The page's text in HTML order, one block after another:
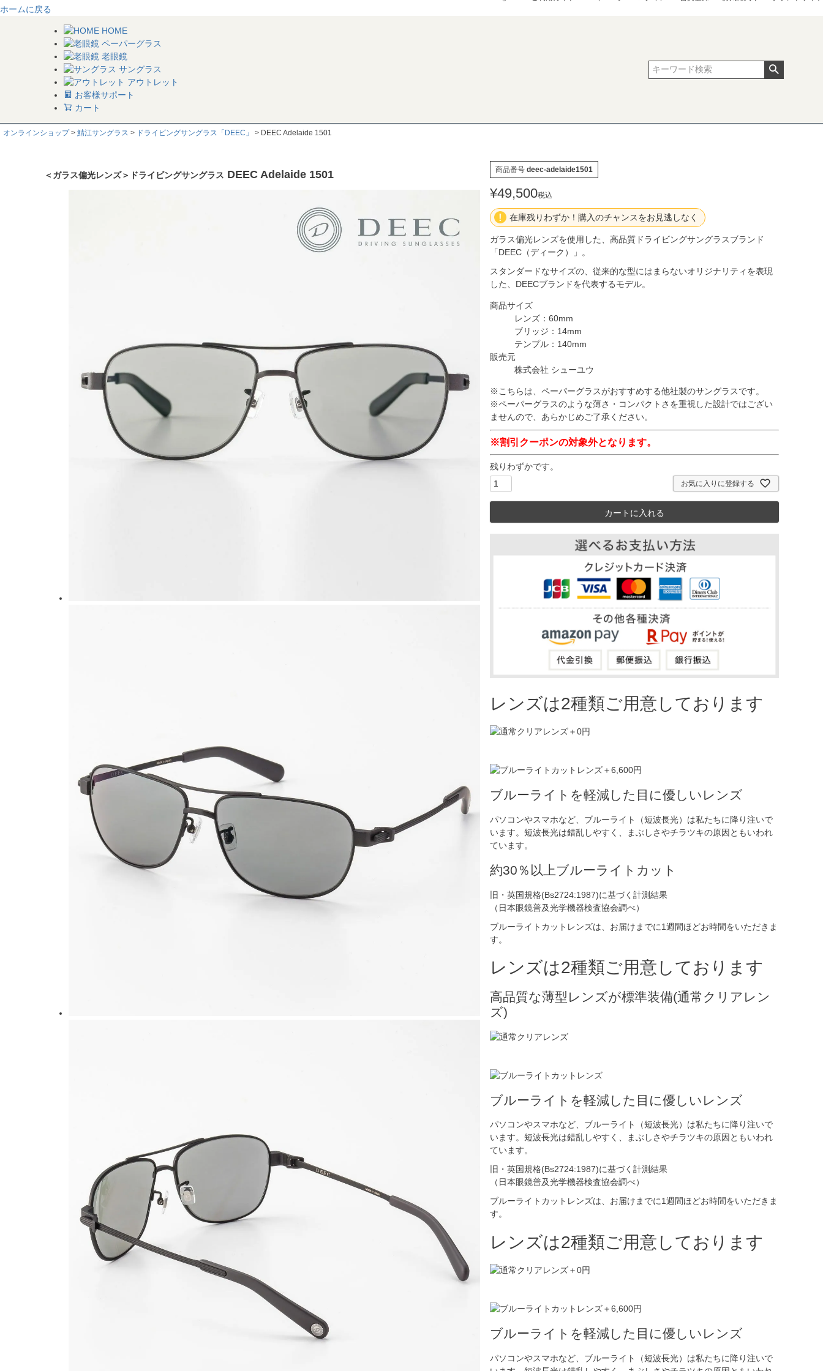
ホームに戻る
HOME
ペーパーグラス
老眼鏡
サングラス
アウトレット
お客様サポート
カート
オンラインショップ 鯖江サングラス ドライビングサングラス「DEEC」 DEEC Adelaide 1501
＜ガラス偏光レンズ＞ドライビングサングラス DEEC Adelaide 1501 商品番号 deec-adelaide1501
¥49,500税込
在庫残りわずか！購入のチャンスをお見逃しなく
ガラス偏光レンズを使用した、高品質ドライビングサングラスブランド
「DEEC（ディーク）」。
スタンダードなサイズの、従来的な型にはまらないオリジナリティを表現
した、DEECブランドを代表するモデル。
商品サイズ
レンズ：60mm
ブリッジ：14mm
テンプル：140mm
販売元
株式会社 シューユウ
※こちらは、ペーパーグラスがおすすめする他社製のサングラスです。
※ペーパーグラスのような薄さ・コンパクトさを重視した設計ではござい
ませんので、あらかじめご了承ください。
※割引クーポンの対象外となります。
残りわずかです。
お気に入りに登録する
カートに入れる
レンズは2種類ご用意しております
ブルーライトを軽減した目に優しいレンズ
パソコンやスマホなど、ブルーライト（短波長光）は私たちに降り注いで
います。短波長光は錯乱しやすく、まぶしさやチラツキの原因ともいわれ
ています。
約30％以上ブルーライトカット
旧・英国規格(Bs2724:1987)に基づく計測結果
（日本眼鏡普及光学機器検査協会調べ）
ブルーライトカットレンズは、お届けまでに1週間ほどお時間をいただきま
す。
レンズは2種類ご用意しております
高品質な薄型レンズが標準装備(通常クリアレン
ズ)
ブルーライトを軽減した目に優しいレンズ
パソコンやスマホなど、ブルーライト（短波長光）は私たちに降り注いで
います。短波長光は錯乱しやすく、まぶしさやチラツキの原因ともいわれ
ています。
旧・英国規格(Bs2724:1987)に基づく計測結果
（日本眼鏡普及光学機器検査協会調べ）
ブルーライトカットレンズは、お届けまでに1週間ほどお時間をいただきま
す。
レンズは2種類ご用意しております
ブルーライトを軽減した目に優しいレンズ
パソコンやスマホなど、ブルーライト（短波長光）は私たちに降り注いで